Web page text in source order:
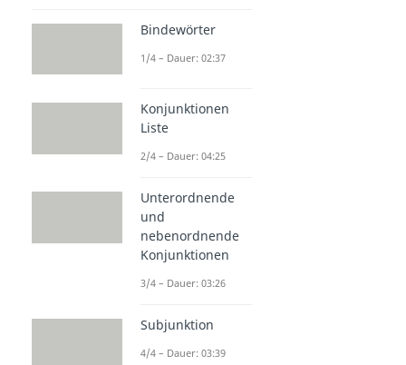
Bindewörter
1/4 – Dauer: 02:37
Konjunktionen
Liste
2/4 – Dauer: 04:25
Unterordnende
und
nebenordnende
Konjunktionen
3/4 – Dauer: 03:26
Subjunktion
4/4 – Dauer: 03:39